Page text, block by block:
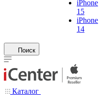
iPhone
15
iPhone
14
Поиск
Каталог